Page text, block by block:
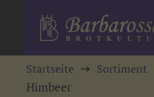
Startseite Sortiment
Himbeer